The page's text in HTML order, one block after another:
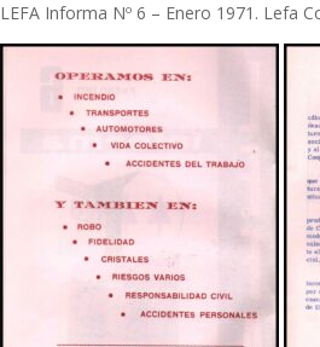
LEFA Informa Nº 6 – Enero 1971. Lefa